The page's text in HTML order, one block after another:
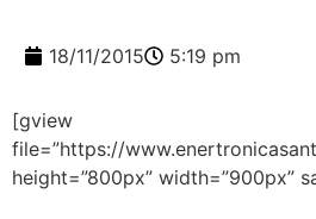
18/11/2015 5:19 pm
[gview
file=”https://
height=”800px” width=”900px”